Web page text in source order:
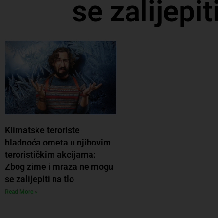
se
Klimatske teroriste
hladnoća ometa u njihovim
terorističkim akcijama:
Zbog zime i mraza ne mogu
se zalijepiti na tlo
Read More »